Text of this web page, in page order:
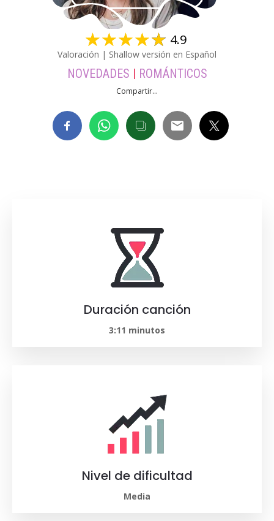
☆☆☆☆☆ 4.9
Valoración | Shallow versión en Español
NOVEDADES | ROMÁNTICOS
Compartir...
Duración canción
3:11 minutos
Nivel de dificultad
Media